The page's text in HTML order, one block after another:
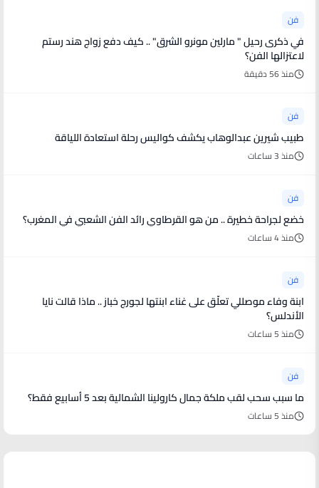
فن
في ذكرى رحيل " مارلين مونرو الشرق" .. كيف دفع زواج هند رستم
لاعتزالها الفن؟
منذ 56 دقيقة
فن
طبيب شيرين عبدالوهاب يكشف كواليس رحلة استعادة اللياقة
منذ 3 ساعات
فن
خضع لجراحة خطيرة .. من هو القرطاوي رائد الفن الشعبي في المغرب؟
منذ 4 ساعات
فن
ابنة وفاء موصللي تعلّق على غناء ابنتها لجورج خباز .. ماذا قالت نايا
الأندلس؟
منذ 5 ساعات
فن
ما سبب سحب لقب ملكة جمال كارولينا الشمالية بعد 5 أسابيع فقط؟
منذ 5 ساعات